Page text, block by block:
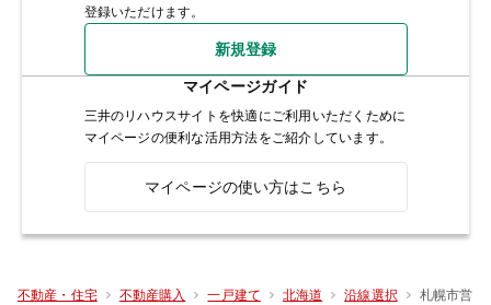
登録いただけます。
新規登録
マイページガイド
三井のリハウスサイトを快適にご利用いただくために
マイページの便利な活用方法をご紹介しています。
マイページの使い方はこちら
不動産・住宅 不動産購入 一戸建て 北海道 沿線選択 札幌市営